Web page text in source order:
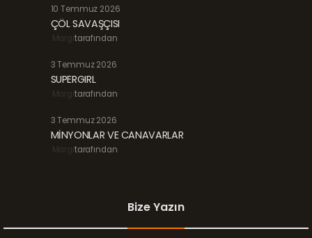
10 Temmuz 2026
ÇÖL SAVAŞÇISI
Margitarafından
3 Temmuz 2026
SUPERGIRL
Margitarafından
3 Temmuz 2026
MİNYONLAR VE CANAVARLAR
Margitarafından
Bize Yazın